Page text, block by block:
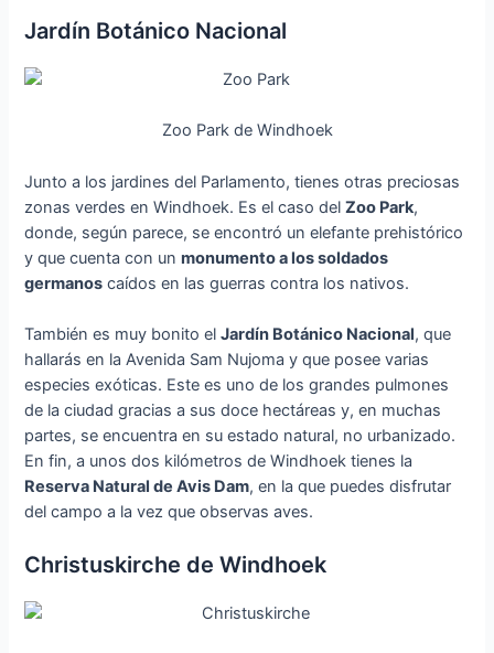
Jardín Botánico Nacional
Zoo Park de Windhoek
Junto a los jardines del Parlamento, tienes otras preciosas
zonas verdes en Windhoek. Es el caso delZoo Park,
donde, según parece, se encontró un elefante prehistórico
y que cuenta con unmonumento a los soldados
germanos caídos en las guerras contra los nativos.
También es muy bonito elJardín Botánico Nacional, que
hallarás en la Avenida Sam Nujoma y que posee varias
especies exóticas. Este es uno de los grandes pulmones
de la ciudad gracias a sus doce hectáreas y, en muchas
partes, se encuentra en su estado natural, no urbanizado.
En fin, a unos dos kilómetros de Windhoek tienes la
Reserva Natural de Avis Dam, en la que puedes disfrutar
del campo a la vez que observas aves.
Christuskirche de Windhoek